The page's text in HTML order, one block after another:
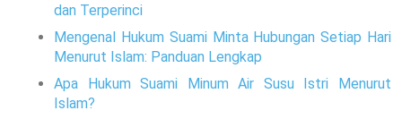
dan Terperinci
Mengenal Hukum Suami Minta Hubungan Setiap Hari
Menurut Islam: Panduan Lengkap
Apa Hukum Suami Minum Air Susu Istri Menurut
Islam?